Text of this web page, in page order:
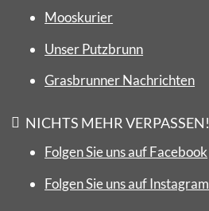
Mooskurier
Unser Putzbrunn
Grasbrunner Nachrichten
NICHTS MEHR VERPASSEN!
Folgen Sie uns auf Facebook
Folgen Sie uns auf Instagram